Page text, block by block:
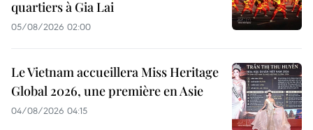
quartiers à Gia Lai
05/08/2026 02:00
Le Vietnam accueillera Miss Heritage
Global 2026, une première en Asie
04/08/2026 04:15